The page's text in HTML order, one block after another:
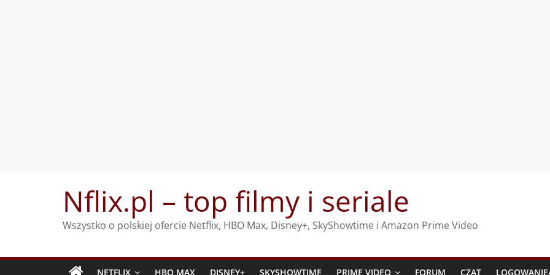
Nflix.pl – top filmy i seriale
Wszystko o polskiej ofercie Netflix, HBO Max, Disney+, SkyShowtime i Amazon Prime Video
NETFLIX HBO MAX DISNEY+ SKYSHOWTIME PRIME VIDEO FORUM CZAT